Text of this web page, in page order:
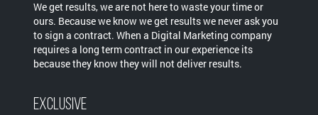
We get results, we are not here to waste your time or
ours. Because we know we get results we never ask you
to sign a contract. When a Digital Marketing company
requires a long term contract in our experience its
because they know they will not deliver results.
Exclusive